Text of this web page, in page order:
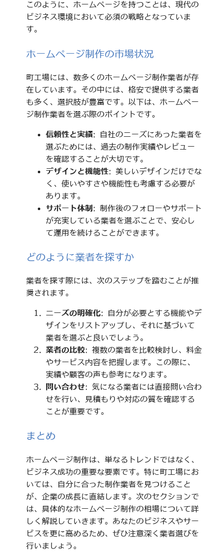
このように、ホームページを持つことは、現代の
ビジネス環境において必須の戦略となっていま
す。
ホームページ制作の市場状況
町工場には、数多くのホームページ制作業者が存
在しています。その中には、格安で提供する業者
も多く、選択肢が豊富です。以下は、ホームペー
ジ制作業者を選ぶ際のポイントです。
信頼性と実績: 自社のニーズにあった業者を
選ぶためには、過去の制作実績やレビュー
を確認することが大切です。
デザインと機能性: 美しいデザインだけでな
く、使いやすさや機能性も考慮する必要が
あります。
サポート体制 : 制作後のフォローやサポート
が充実している業者を選ぶことで、安心し
て運用を続けることができます。
どのように業者を探すか
業者を探す際には、次のステップを踏むことが推
奨されます。
ニーズの明確化: 自分が必要とする機能やデ
ザインをリストアップし、それに基づいて
業者を選ぶと良いでしょう。
業者の比較: 複数の業者を比較検討し、料金
やサービス内容を把握します。この際に、
実績や顧客の声も参考になります。
問い合わせ: 気になる業者には直接問い合わ
せを行い、見積もりや対応の質を確認する
ことが重要です。
まとめ
ホームページ制作は、単なるトレンドではなく、
ビジネス成功の重要な要素です。特に町工場にお
いては、自分に合った制作業者を見つけること
が、企業の成長に直結します。次のセクションで
は、具体的なホームページ制作の相場について詳
しく解説していきます。あなたのビジネスやサー
ビスを更に高めるため、ぜひ注意深く業者選びを
行いましょう。